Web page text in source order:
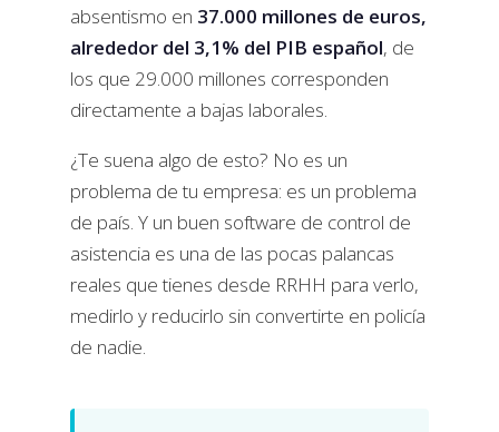
absentismo en 37.000 millones de euros,
alrededor del 3,1% del PIB español, de
los que 29.000 millones corresponden
directamente a bajas laborales.
¿Te suena algo de esto? No es un
problema de tu empresa: es un problema
de país. Y un buen software de control de
asistencia es una de las pocas palancas
reales que tienes desde RRHH para verlo,
medirlo y reducirlo sin convertirte en policía
de nadie.